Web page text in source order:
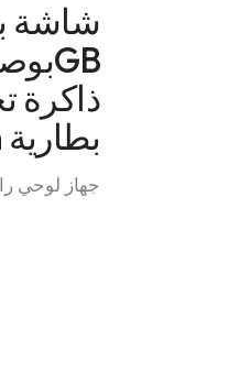
| 6000mAh بطارية
جهاز لوحي